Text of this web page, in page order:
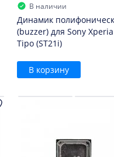
В наличии
Динамик
(buzzer) для Sony Xperia
Tipo (ST21i)
В корзину